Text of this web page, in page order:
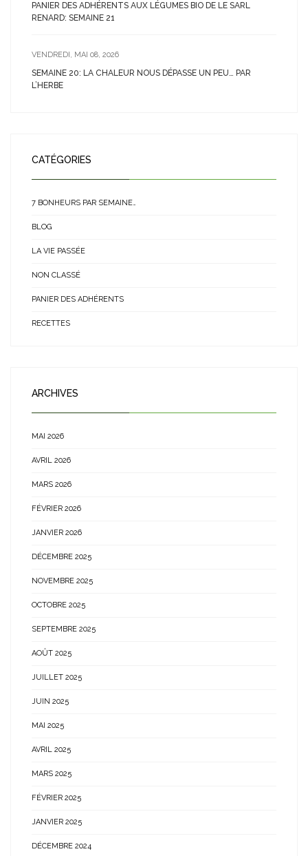
PANIER DES ADHÉRENTS AUX LÉGUMES BIO DE LE SARL
RENARD: SEMAINE 21
VENDREDI, MAI 08, 2026
SEMAINE 20: LA CHALEUR NOUS DÉPASSE UN PEU… PAR
L’HERBE
CATÉGORIES
7 BONHEURS PAR SEMAINE…
BLOG
LA VIE PASSÉE
NON CLASSÉ
PANIER DES ADHÉRENTS
RECETTES
ARCHIVES
MAI 2026
AVRIL 2026
MARS 2026
FÉVRIER 2026
JANVIER 2026
DÉCEMBRE 2025
NOVEMBRE 2025
OCTOBRE 2025
SEPTEMBRE 2025
AOÛT 2025
JUILLET 2025
JUIN 2025
MAI 2025
AVRIL 2025
MARS 2025
FÉVRIER 2025
JANVIER 2025
DÉCEMBRE 2024